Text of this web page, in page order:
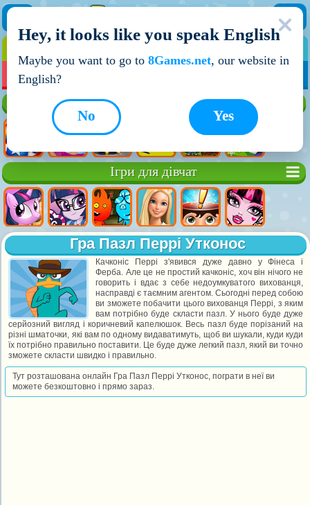
НОВІ ІГРИ
Ігри для дівчат
Гра Пазл Перрі Утконос
Качконіс Перрі з'явився дуже давно у Фінеса і
Ферба. Але це не простий качконіс, хоч він нічого не
говорить і вдає з себе недоумкуватого вихованця,
насправді є таємним агентом. Сьогодні перед собою
ви зможете побачити цього вихованця Перрі, з яким
вам потрібно буде скласти пазл. У нього буде дуже
серйозний вигляд і коричневий капелюшок. Весь пазл буде порізаний на
різні шматочки, які вам по одному видаватимуть, щоб ви шукали, куди куди
їх потрібно правильно поставити. Це буде дуже легкий пазл, який ви точно
зможете скласти швидко і правильно.
Тут розташована онлайн Гра Пазл Перрі Утконос, пограти в неї ви
можете безкоштовно і прямо зараз.
Hey, it looks like you speak English
Maybe you want to go to 8Games.net, our website in
English?
Yes
No